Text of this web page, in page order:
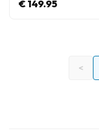
€ 149.95
<